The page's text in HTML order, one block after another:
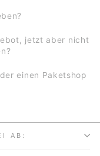
jetzt aber nicht
einen Paketshop
AB: